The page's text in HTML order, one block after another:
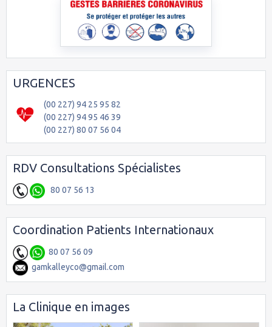
URGENCES
(00 227) 94 25 95 82
(00 227) 94 95 46 39
(00 227) 80 07 56 04
RDV Consultations Spécialistes
80 07 56 13
Coordination Patients Internationaux
80 07 56 09
gamkalleyco@gmail.com
La Clinique en images